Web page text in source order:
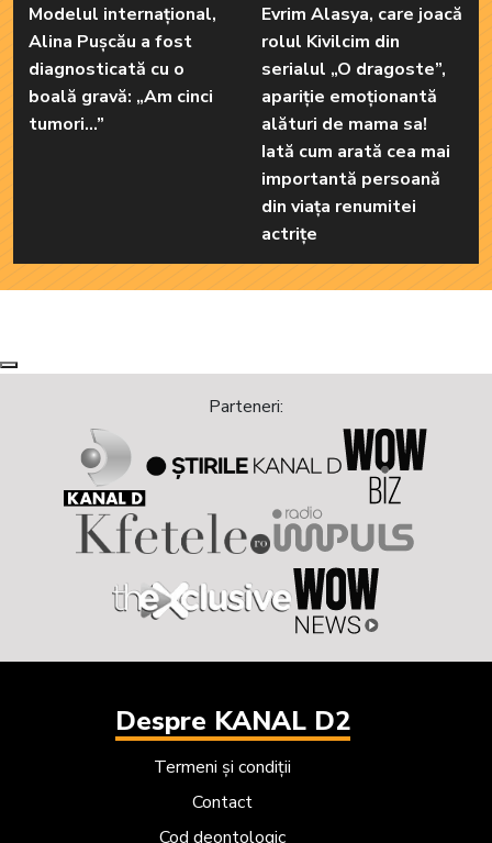
Modelul internațional,
Alina Pușcău a fost
diagnosticată cu o
boală gravă: „Am cinci
tumori...”
Evrim Alasya, care joacă
rolul Kivilcim din
serialul „O dragoste”,
apariție emoționantă
alături de mama sa!
Iată cum arată cea mai
importantă persoană
din viața renumitei
actrițe
Next
Previous
Parteneri:
Despre KANAL D2
Termeni și condiții
Contact
Cod deontologic